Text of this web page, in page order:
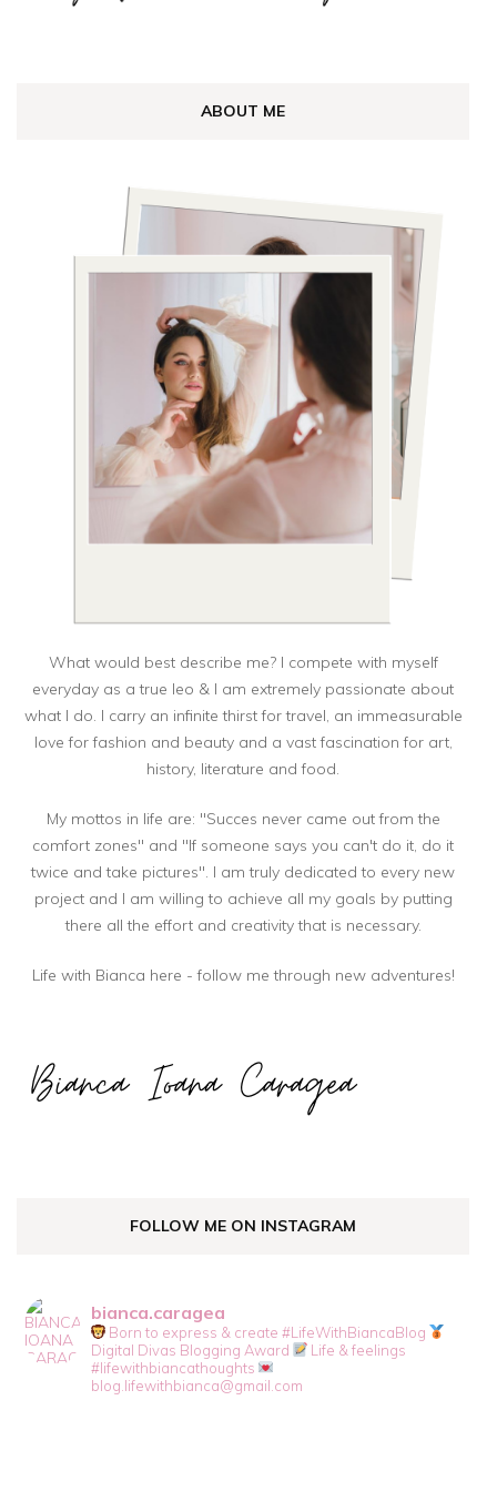
ABOUT ME
What would best describe me? I compete with myself
everyday as a true leo & I am extremely passionate about
what I do. I carry an infinite thirst for travel, an immeasurable
love for fashion and beauty and a vast fascination for art,
history, literature and food.
My mottos in life are: "Succes never came out from the
comfort zones" and "If someone says you can't do it, do it
twice and take pictures". I am truly dedicated to every new
project and I am willing to achieve all my goals by putting
there all the effort and creativity that is necessary.
Life with Bianca here - follow me through new adventures!
FOLLOW ME ON INSTAGRAM
bianca.caragea
Born to express & create #LifeWithBiancaBlog
Digital Divas Blogging Award
Life & feelings
#lifewithbiancathoughts
blog.lifewithbianca@gmail.com